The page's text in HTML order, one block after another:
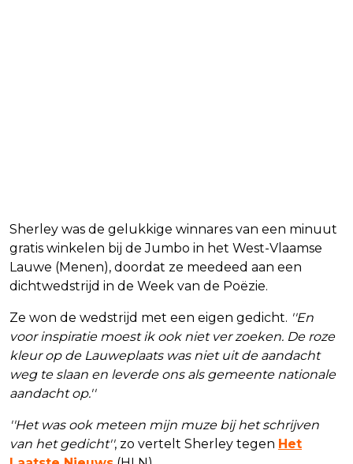
Sherley was de gelukkige winnares van een minuut
gratis winkelen bij de Jumbo in het West-Vlaamse
Lauwe (Menen), doordat ze meedeed aan een
dichtwedstrijd in de Week van de Poëzie.
Ze won de wedstrijd met een eigen gedicht. ''En
voor inspiratie moest ik ook niet ver zoeken. De roze
kleur op de Lauweplaats was niet uit de aandacht
weg te slaan en leverde ons als gemeente nationale
aandacht op.''
''Het was ook meteen mijn muze bij het schrijven
van het gedicht'', zo vertelt Sherley tegen Het